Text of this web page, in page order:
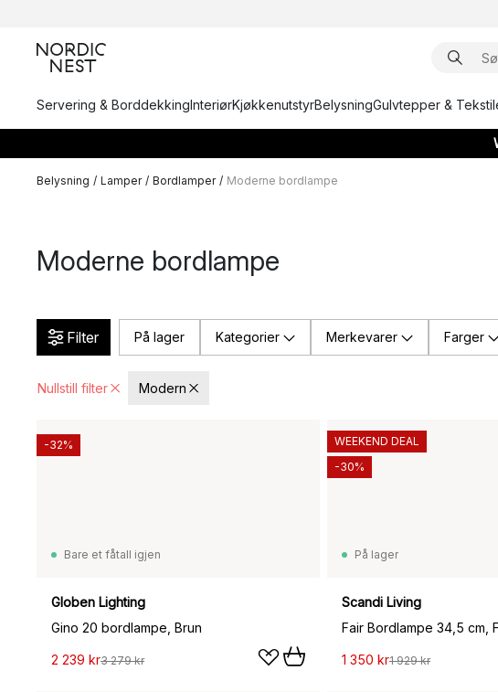
Servering & BorddekkingInteriørKjøkkenutstyrBelysningGulvtepper &
Belysning / Lamper / Bordlamper / Moderne bordlampe
Moderne bordlampe
Filter På lager Kategorier Merkevarer Farger
Nullstill filter Modern
Bare et fåtall igjen
Globen Lighting
Gino 20 bordlampe, Brun
2 239 kr3 279 kr
-32%
På lager
Scandi Living
Fair Bordlampe 34,5 cm,
1 350 kr1 929 kr
WEEKEND DEAL
-30%